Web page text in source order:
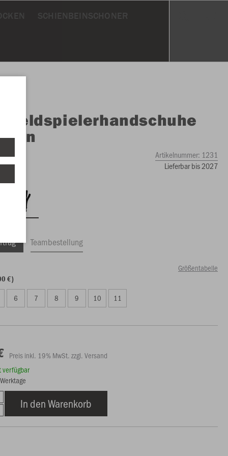
Feldspielerhandschuhe
Artikelnummer: 1231
Lieferbar bis 2027
Teambestellung
Größentabelle
€)
6 7 8 9 10 11
Preis inkl. 19% MwSt. zzgl. Versand
verfügbar
In den Warenkorb